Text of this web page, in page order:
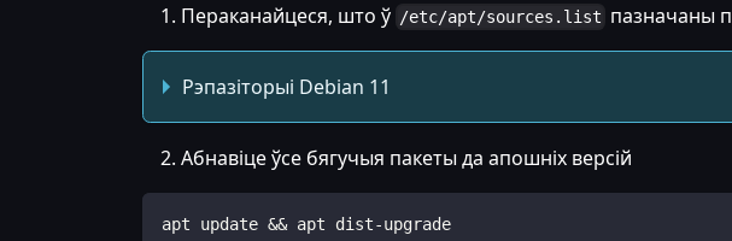
Пераканайцеся, што ў /etc/apt/sources.list пазначаны
Рэпазіторыі Debian 11
Абнавіце ўсе бягучыя пакеты да апошніх версій
apt update && apt dist-upgrade